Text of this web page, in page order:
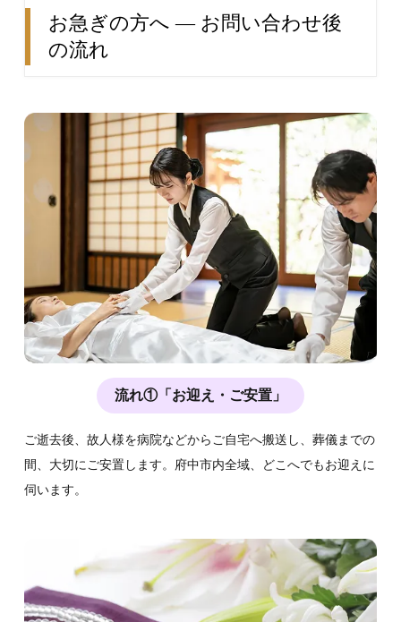
お急ぎの方へ ― お問い合わせ後
の流れ
流れ①「お迎え・ご安置」
ご逝去後、故人様を病院などからご自宅へ搬送し、葬儀までの
間、大切にご安置します。府中市内全域、どこへでもお迎えに
伺います。